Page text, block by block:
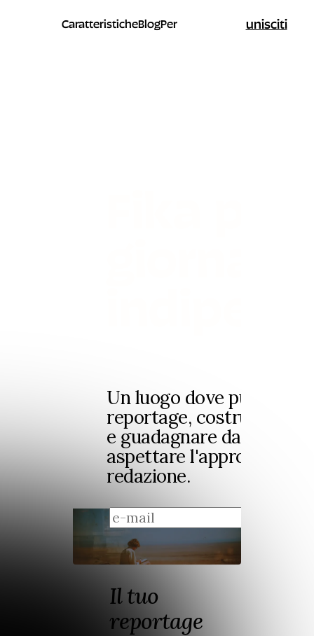
CaratteristicheBlogPer unisciti
Un luogo dove
reportage, costruire il
e guadagnare dal tuo
aspettare l'approvazione
redazione.
Il tuo
reportage